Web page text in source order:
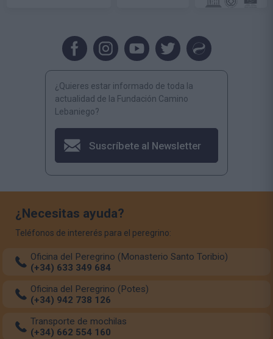
¿Quieres estar informado de toda la
actualidad de la Fundación Camino
Lebaniego?
Suscríbete al Newsletter
¿Necesitas ayuda?
Teléfonos de intererés para el peregrino:
Oficina del Peregrino (Monasterio Santo Toribio)
(+34) 633 349 684
Oficina del Peregrino (Potes)
(+34) 942 738 126
Transporte de mochilas
(+34) 662 554 160